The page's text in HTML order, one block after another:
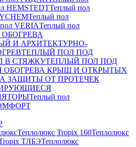
HEMSTEDTТеплый пол
Теплый пол
VERIAТеплый пол
И АРХИТЕКТУРНО-
ТЕПЛЫЙ ПОЛ ПОД
В СТЯЖКУТЕПЛЫЙ ПОЛ ПОД
ОБОГРЕВА КРЫШ И ОТКРЫТЫХ
ЗАЩИТЫ ОТ ПРОТЕЧЕК
Теплый пол
Теплолюкс Tropix 160Теплолюкс
ТЛБЭТеплолюкс